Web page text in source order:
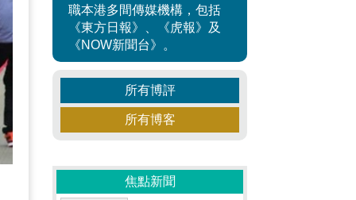
職本港多間傳媒機構，包括
《東方日報》、《虎報》及
《NOW新聞台》。
所有博評
所有博客
焦點新聞